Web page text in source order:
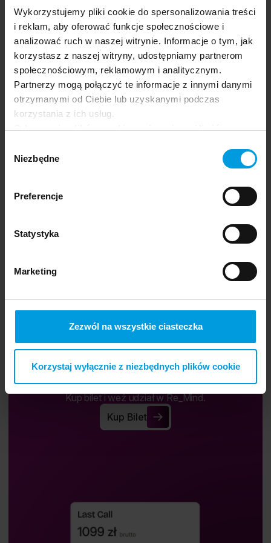
Wykorzystujemy pliki cookie do spersonalizowania treści
i reklam, aby oferować funkcje społecznościowe i
analizować ruch w naszej witrynie. Informacje o tym, jak
korzystasz z naszej witryny, udostępniamy partnerom
społecznościowym, reklamowym i analitycznym.
Partnerzy mogą połączyć te informacje z innymi danymi
otrzymanymi od Ciebie lub uzyskanymi podczas
korzystania z ich usług.
Odrzucenie plików cookie może uniemożliwić
oferowanych na naszej stronie, w tym m.in. z
zgody
Niezbędne
Preferencje
Statystyka
Marketing
Zezwól na wszystkie ciasteczka
Korzystaj wyłącznie z niezbędnych plików cookie
Aplikacja festiwalu.
Kup bilet.
Kup bilet i weź udział w Re_Mind.
Kup Bilet
Kup Bilet